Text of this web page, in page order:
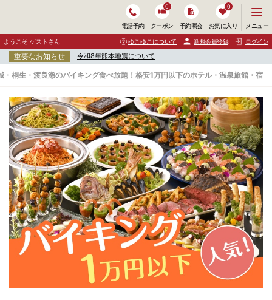
電話予約 クーポン
0
予約照会 お気に入り
0
ニ
ュ
ー
開
く
メニュー
ようこそ ゲストさん ゆこゆこについて 新規会員登録 ログイン
重要なお知らせ 令和8年熊本地震について
・桐生・渡良瀬のバイキング食べ放題！格安1万円以下のホテル・温泉旅館・宿
赤
城
・
桐
生
・
渡
良
瀬